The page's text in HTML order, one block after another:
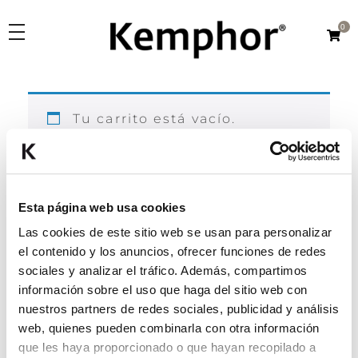
Esta página web usa cookies
Las cookies de este sitio web se usan para personalizar
el contenido y los anuncios, ofrecer funciones de redes
sociales y analizar el tráfico. Además, compartimos
información sobre el uso que haga del sitio web con
nuestros partners de redes sociales, publicidad y análisis
web, quienes pueden combinarla con otra información
que les haya proporcionado o que hayan recopilado a
0
Kemphor Natural
Tipo Producto
Crema dental
Cepillos
Dos en uno
CONÓCENOS
Fabricación
Investigación
ES
Tu carrito está vacío.